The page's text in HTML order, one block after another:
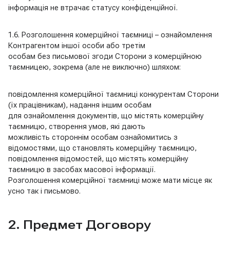
інформація не втрачає статусу конфіденційної.
1.6. Розголошення комерційної таємниці – ознайомлення
Контрагентом іншої особи або третім
особам без письмової згоди Сторони з комерційною
таємницею, зокрема (але не виключно) шляхом:
повідомлення комерційної таємниці конкурентам Сторони
(їх працівникам), надання іншим особам
для ознайомлення документів, що містять комерційну
таємницю, створення умов, які дають
можливість стороннім особам ознайомитись з
відомостями, що становлять комерційну таємницю,
повідомлення відомостей, що містять комерційну
таємницю в засобах масової інформації.
Розголошення комерційної таємниці може мати місце як
усно так і письмово.
2. Предмет Договору